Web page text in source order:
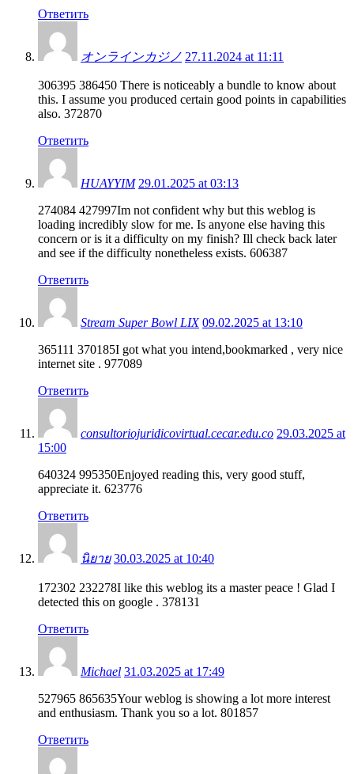
Ответить
オンラインカジノ 27.11.2024 at 11:11
306395 386450 There is noticeably a bundle to know about
this. I assume you produced certain good points in capabilities
also. 372870
Ответить
HUAYYIM 29.01.2025 at 03:13
274084 427997Im not confident why but this weblog is
loading incredibly slow for me. Is anyone else having this
concern or is it a difficulty on my finish? Ill check back later
and see if the difficulty nonetheless exists. 606387
Ответить
Stream Super Bowl LIX 09.02.2025 at 13:10
365111 370185I got what you intend,bookmarked , very nice
internet site . 977089
Ответить
consultoriojuridicovirtual.cecar.edu.co 29.03.2025 at
15:00
640324 995350Enjoyed reading this, very good stuff,
appreciate it. 623776
Ответить
นิยาย 30.03.2025 at 10:40
172302 232278I like this weblog its a master peace ! Glad I
detected this on google . 378131
Ответить
Michael 31.03.2025 at 17:49
527965 865635Your weblog is showing a lot more interest
and enthusiasm. Thank you so a lot. 801857
Ответить